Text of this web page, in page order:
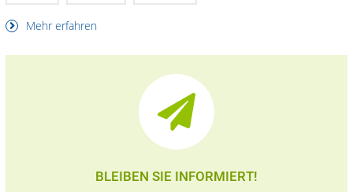
Mehr erfahren
BLEIBEN SIE INFORMIERT!